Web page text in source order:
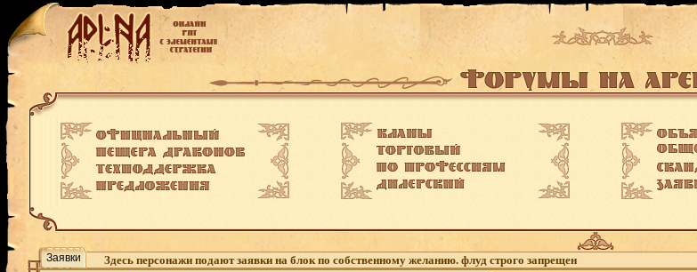
Заявки Здесь персонажи подают заявки на блок по собственному желанию. флуд строго запрещен